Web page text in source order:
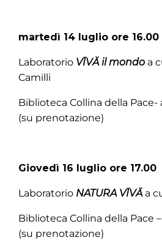
martedì 14 luglio ore 16.00
Laboratorio VĪVĂ il mondo a
Camilli
Biblioteca Collina della
(su prenotazione)
Giovedì 16 luglio ore 17.00
Laboratorio NATURA VĪVĂa
Biblioteca Collina della Pace
(su prenotazione)